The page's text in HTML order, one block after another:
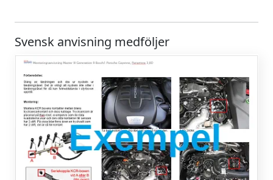
Svensk anvisning medföljer